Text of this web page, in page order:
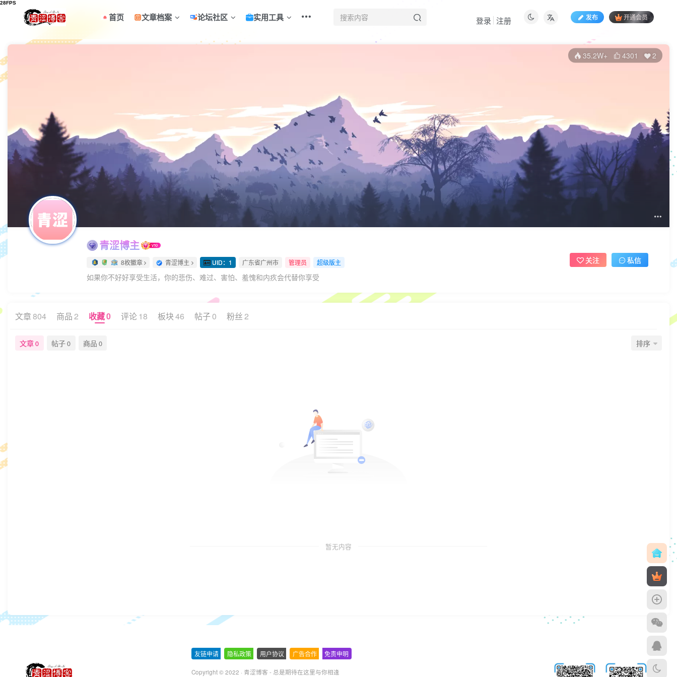
首页 文章档案 论坛社区 实用工具 发布 开通会员
登录 注册
35.2W+ 4301 2
青涩博主
8枚徽章 青涩博主 UID：1 广东省广州市 管理员 超级版主
如果你不好好享受生活，你的悲伤、难过、害怕、羞愧和内疚会代替你享受
关注 私信
文章804 商品2 收藏0 评论18 板块46 帖子0 粉丝2
文章0 帖子0 商品 0 排序
暂无内容
友链申请 隐私政策 用户协议 广告合作 免责申明
Copyright © 2022 · 青涩博客 - 总是期待在这里与你相逢